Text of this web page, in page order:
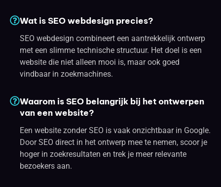
Wat is SEO webdesign precies?
SEO webdesign combineert een aantrekkelijk ontwerp
met een slimme technische structuur. Het doel is een
website die niet alleen mooi is, maar ook goed
vindbaar in zoekmachines.
Waarom is SEO belangrijk bij het ontwerpen
van een website?
Een website zonder SEO is vaak onzichtbaar in Google.
Door SEO direct in het ontwerp mee te nemen, scoor je
hoger in zoekresultaten en trek je meer relevante
bezoekers aan.